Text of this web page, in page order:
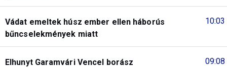
10:03
Vádat emeltek húsz ember ellen háborús
bűncselekmények miatt
09:08
Elhunyt Garamvári Vencel borász